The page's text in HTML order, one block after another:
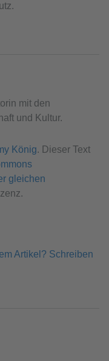
mit den
und Kultur.
König. Dieser Text
gleichen
Artikel? Schreiben